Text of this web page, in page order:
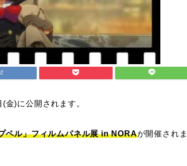
金)に公開されます。
ペル」フィルムパネル展 in NORAが開催されま